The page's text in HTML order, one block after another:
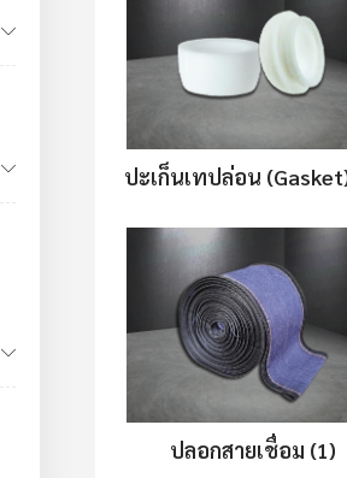
ปะเก็นเทปล่อน
ปลอกสายเชื่อม (1)